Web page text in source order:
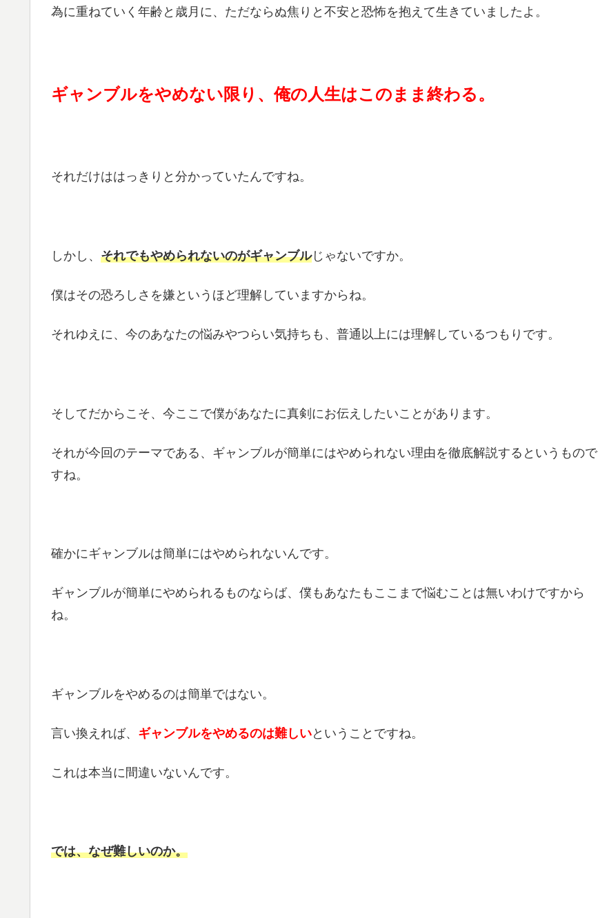
為に重ねていく年齢と歳月に、ただならぬ焦りと不安と恐怖を抱えて生きていましたよ。
ギャンブルをやめない限り、俺の人生はこのまま終わる。
それだけははっきりと分かっていたんですね。
しかし、 それでもやめられないのがギャンブルじゃないですか。
僕はその恐ろしさを嫌というほど理解していますからね。
それゆえに、今のあなたの悩みやつらい気持ちも、普通以上には理解しているつもりです。
そしてだからこそ、今ここで僕があなたに真剣にお伝えしたいことがあります。
それが今回のテーマである、ギャンブルが簡単にはやめられない理由を徹底解説するというもので
すね。
確かにギャンブルは簡単にはやめられないんです。
ギャンブルが簡単にやめられるものならば、僕もあなたもここまで悩むことは無いわけですから
ね。
ギャンブルをやめるのは簡単ではない。
言い換えれば、 ギャンブルをやめるのは難しいということですね。
これは本当に間違いないんです。
では、なぜ難しいのか。